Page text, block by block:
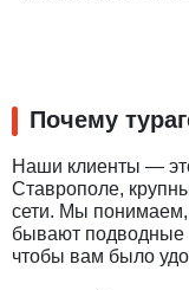
Почему
Наши клиенты —
Ставрополе,
сети. Мы понимаем,
бывают подводные
чтобы вам было